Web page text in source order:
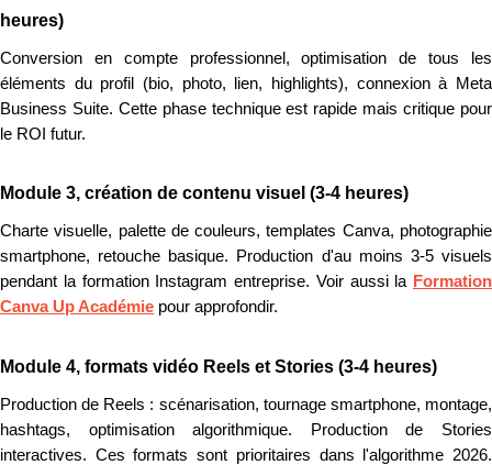
heures)
Conversion en compte professionnel, optimisation de tous les
éléments du profil (bio, photo, lien, highlights), connexion à Meta
Business Suite. Cette phase technique est rapide mais critique pour
le ROI futur.
Module 3, création de contenu visuel (3-4 heures)
Charte visuelle, palette de couleurs, templates Canva, photographie
smartphone, retouche basique. Production d'au moins 3-5 visuels
pendant la formation Instagram entreprise. Voir aussi la Formation
Canva Up Académie pour approfondir.
Module 4, formats vidéo Reels et Stories (3-4 heures)
Production de Reels : scénarisation, tournage smartphone, montage,
hashtags, optimisation algorithmique. Production de Stories
interactives. Ces formats sont prioritaires dans l'algorithme 2026.